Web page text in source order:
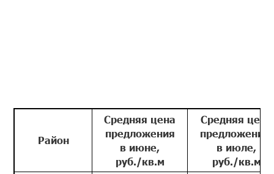
Район
Средняя цена
предложения
в июне,
руб./кв.м
Средняя цена
предложения
в июле,
руб./кв.м